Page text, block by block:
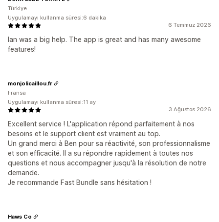
6 Temmuz 2026
Ian was a big help. The app is great and has many awesome
features!
Türkiye
Uygulamayı kullanma süresi:6 dakika
3 Ağustos 2026
Excellent service ! L'application répond parfaitement à nos
besoins et le support client est vraiment au top.
Un grand merci à Ben pour sa réactivité, son professionnalisme
et son efficacité. Il a su répondre rapidement à toutes nos
questions et nous accompagner jusqu'à la résolution de notre
demande.
Je recommande Fast Bundle sans hésitation !
monjolicaillou.fr
Fransa
Uygulamayı kullanma süresi:11 ay
Haws Co